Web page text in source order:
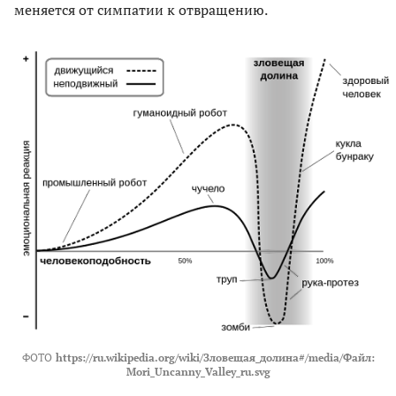
меняется от симпатии к отвращению.
ФОТО https://ru.wikipedia.org/wiki/Зловещая_долина#/media/Файл:
Mori_Uncanny_Valley_ru.svg